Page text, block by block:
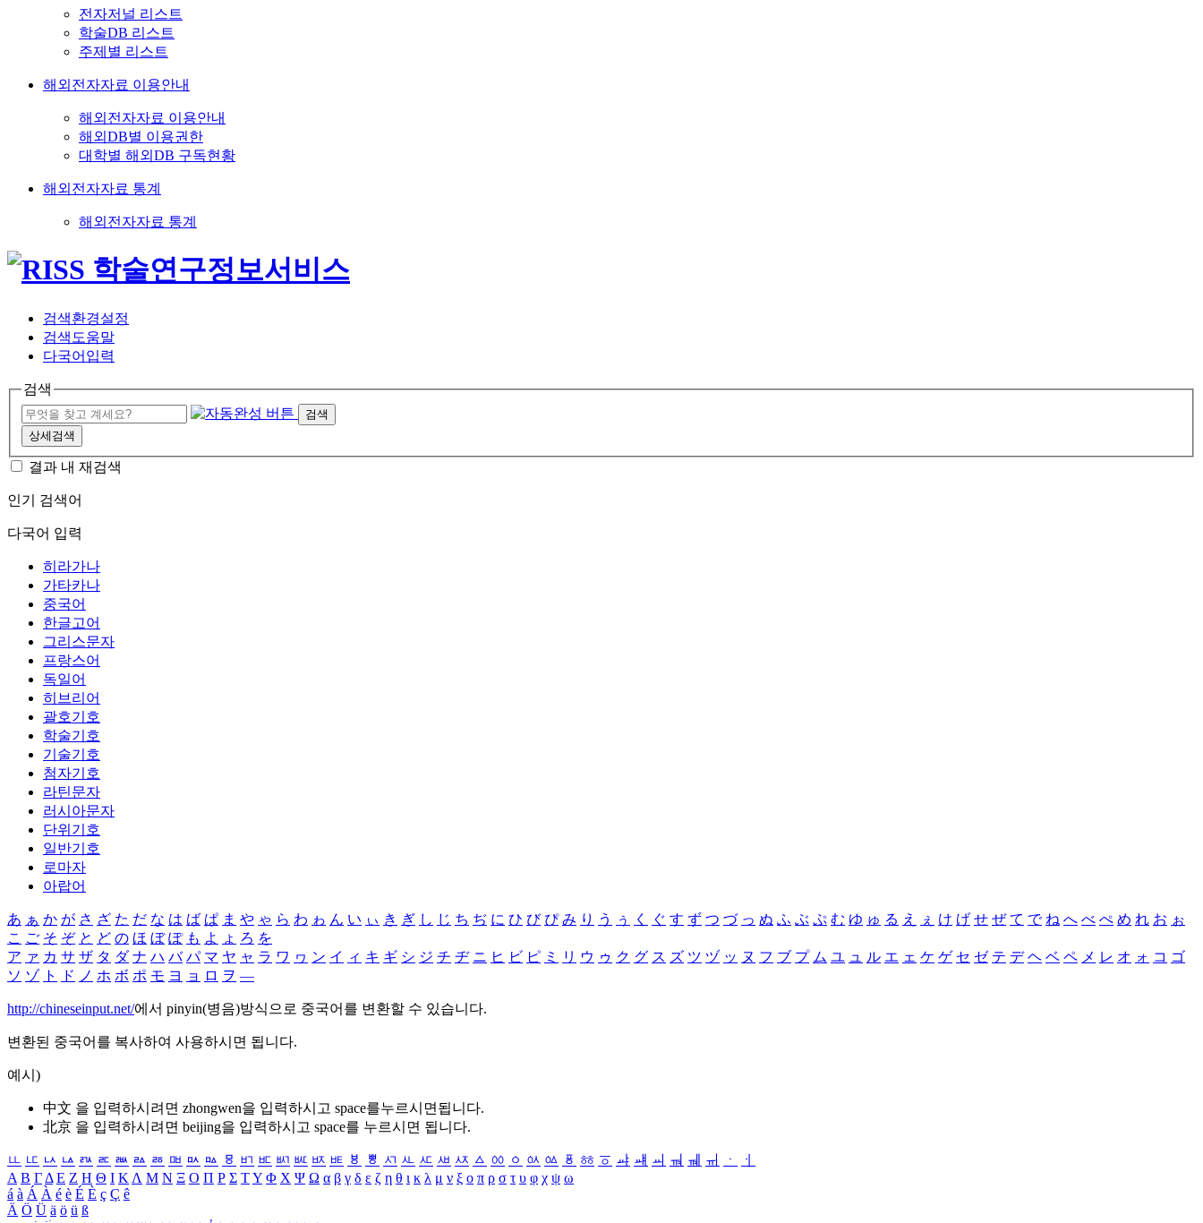
전자저널 리스트
학술DB 리스트
주제별 리스트
해외전자자료 이용안내
해외전자자료 이용안내
해외DB별 이용권한
대학별 해외DB 구독현황
해외전자자료 통계
해외전자자료 통계
검색환경설정
검색도움말
다국어입력
검색
검색
상세검색
결과 내 재검색
인기 검색어
다국어 입력
히라가나
가타카나
중국어
한글고어
그리스문자
프랑스어
독일어
히브리어
괄호기호
학술기호
기술기호
첨자기호
라틴문자
러시아문자
단위기호
일반기호
로마자
아랍어
あ ぁ か が さ ざ た だ な は ば ぱ ま や ゃ ら わ ゎ ん い ぃ き ぎ し じ ち ぢ に ひ び ぴ み り う ぅ く ぐ す ず つ づ っ ぬ ふ ぶ ぷ む ゆ ゅ る え ぇ け げ せ ぜ て で ね へ べ ぺ め れ お ぉ
こ ご そ ぞ と ど の ほ ぼ ぽ も よ ょ ろ を
ア ァ カ サ ザ タ ダ ナ ハ バ パ マ ヤ ャ ラ ワ ヮ ン イ ィ キ ギ シ ジ チ ヂ ニ ヒ ビ ピ ミ リ ウ ゥ ク グ ス ズ ツ ヅ ッ ヌ フ ブ プ ム ユ ュ ル エ ェ ケ ゲ セ ゼ テ デ ヘ ベ ペ メ レ オ ォ コ ゴ
ソ ゾ ト ド ノ ホ ボ ポ モ ヨ ョ ロ ヲ ―
http://chineseinput.net/에서 pinyin(병음)방식으로 중국어를 변환할 수 있습니다.
변환된 중국어를 복사하여 사용하시면 됩니다.
예시)
中文 을 입력하시려면 zhongwen을 입력하시고 space를누르시면됩니다.
北京 을 입력하시려면 beijing을 입력하시고 space를 누르시면 됩니다.
ㅥ ㅦ ㅧ ㅨ ㅩ ㅪ ㅫ ㅬ ㅭ ㅮ ㅯ ㅰ ㅱ ㅲ ㅳ ㅴ ㅵ ㅶ ㅷ ㅸ ㅹ ㅺ ㅻ ㅼ ㅽ ㅾ ㅿ ㆀ ㆁ ㆂ ㆃ ㆄ ㆅ ㆆ ㆇ ㆈ ㆉ ㆊ ㆋ ㆌ ㆍ
ㆎ
Α Β ΓΔ Ε Ζ Η Θ Ι ΚΛ Μ Ν Ξ Ο Π Ρ Σ ΤΥ Φ Χ Ψ Ω α β γ δ ε ζ η θ ι κ λ μ ν ξ ο π ρ σ τ υ φ χ ψ ω
á à Á À é è É È ç Ç ê
Ä Ö Ü ä ö ü ß